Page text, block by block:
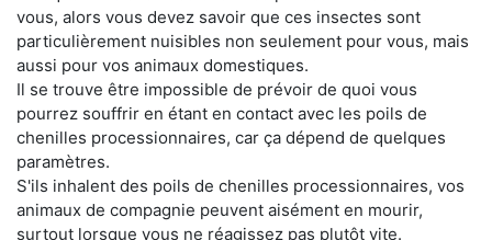
vous, alors vous devez savoir que ces insectes sont
particulièrement nuisibles non seulement pour vous, mais
aussi pour vos animaux domestiques.
Il se trouve être impossible de prévoir de quoi vous
pourrez souffrir en étant en contact avec les poils de
chenilles processionnaires, car ça dépend de quelques
paramètres.
S'ils inhalent des poils de chenilles processionnaires, vos
animaux de compagnie peuvent aisément en mourir,
surtout lorsque vous ne réagissez pas plutôt vite.